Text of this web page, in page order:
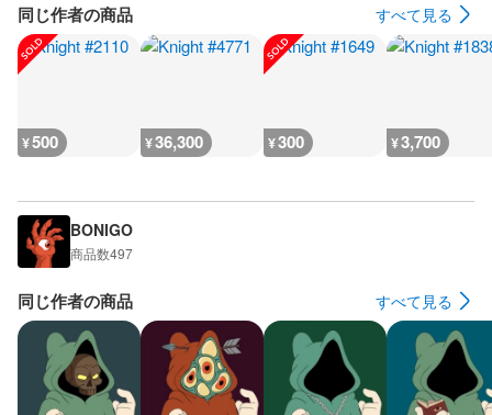
同じ作者の商品 すべて見る
¥500 ¥36,300 ¥300 ¥3,700
BONIGO
商品数497
同じ作者の商品 すべて見る